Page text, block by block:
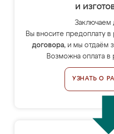
и
Заключаем
Вы вносите предоплату в
договора, и мы отдаём
Возможна оплата в
УЗНАТЬ О